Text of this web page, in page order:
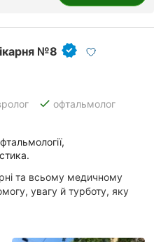
№8
done офтальмолог
та всьому медичному
увагу й турботу, яку